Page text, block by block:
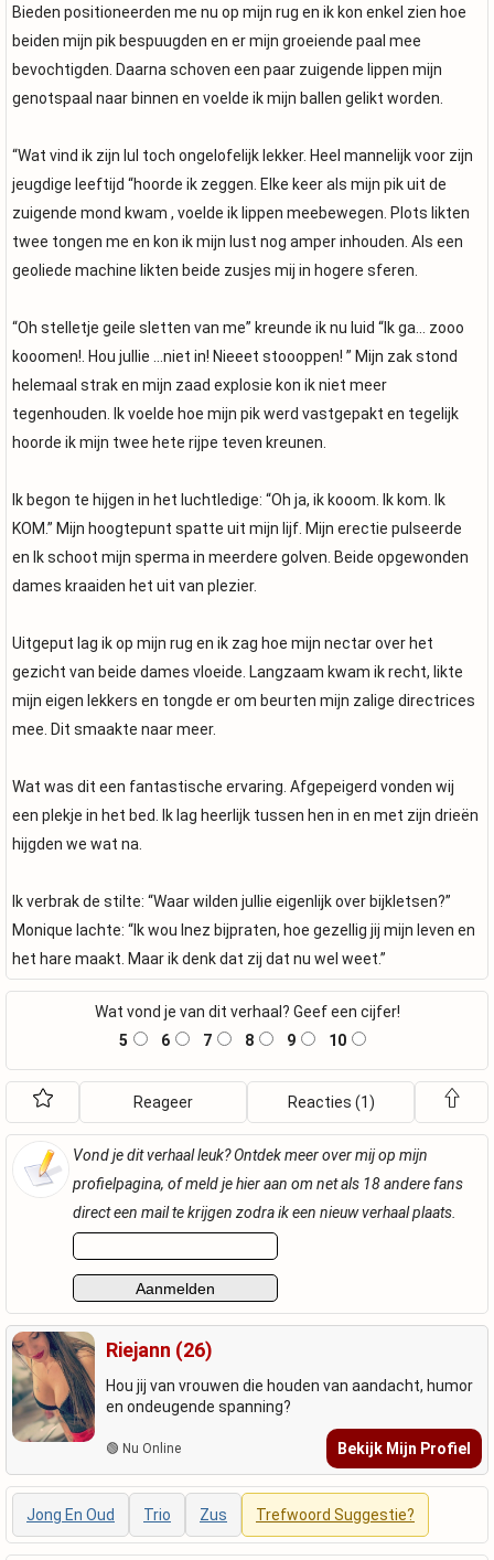
Bieden positioneerden me nu op mijn rug en ik kon enkel zien hoe
beiden mijn pik bespuugden en er mijn groeiende paal mee
bevochtigden. Daarna schoven een paar zuigende lippen mijn
genotspaal naar binnen en voelde ik mijn ballen gelikt worden.
“Wat vind ik zijn lul toch ongelofelijk lekker. Heel mannelijk voor zijn
jeugdige leeftijd “hoorde ik zeggen. Elke keer als mijn pik uit de
zuigende mond kwam , voelde ik lippen meebewegen. Plots likten
twee tongen me en kon ik mijn lust nog amper inhouden. Als een
geoliede machine likten beide zusjes mij in hogere sferen.
“Oh stelletje geile sletten van me” kreunde ik nu luid “Ik ga… zooo
kooomen!. Hou jullie …niet in! Nieeet stoooppen! ” Mijn zak stond
helemaal strak en mijn zaad explosie kon ik niet meer
tegenhouden. Ik voelde hoe mijn pik werd vastgepakt en tegelijk
hoorde ik mijn twee hete rijpe teven kreunen.
Ik begon te hijgen in het luchtledige: “Oh ja, ik kooom. Ik kom. Ik
KOM.” Mijn hoogtepunt spatte uit mijn lijf. Mijn erectie pulseerde
en Ik schoot mijn sperma in meerdere golven. Beide opgewonden
dames kraaiden het uit van plezier.
Uitgeput lag ik op mijn rug en ik zag hoe mijn nectar over het
gezicht van beide dames vloeide. Langzaam kwam ik recht, likte
mijn eigen lekkers en tongde er om beurten mijn zalige directrices
mee. Dit smaakte naar meer.
Wat was dit een fantastische ervaring. Afgepeigerd vonden wij
een plekje in het bed. Ik lag heerlijk tussen hen in en met zijn drieën
hijgden we wat na.
Ik verbrak de stilte: “Waar wilden jullie eigenlijk over bijkletsen?”
Monique lachte: “Ik wou Inez bijpraten, hoe gezellig jij mijn leven en
het hare maakt. Maar ik denk dat zij dat nu wel weet.”
Wat vond je van dit verhaal? Geef een cijfer!
5
6 7 8 9 10
Reageer Reacties (1)
Vond je dit verhaal leuk? Ontdek meer over mij op mijn
profielpagina, of meld je hier aan om net als 18 andere fans
direct een mail te krijgen zodra ik een nieuw verhaal plaats.
Riejann (26)
Hou jij van vrouwen die houden van aandacht, humor
en ondeugende spanning?
🟢 Nu Online Bekijk Mijn Profiel
Jong En Oud Trio Zus Trefwoord Suggestie?